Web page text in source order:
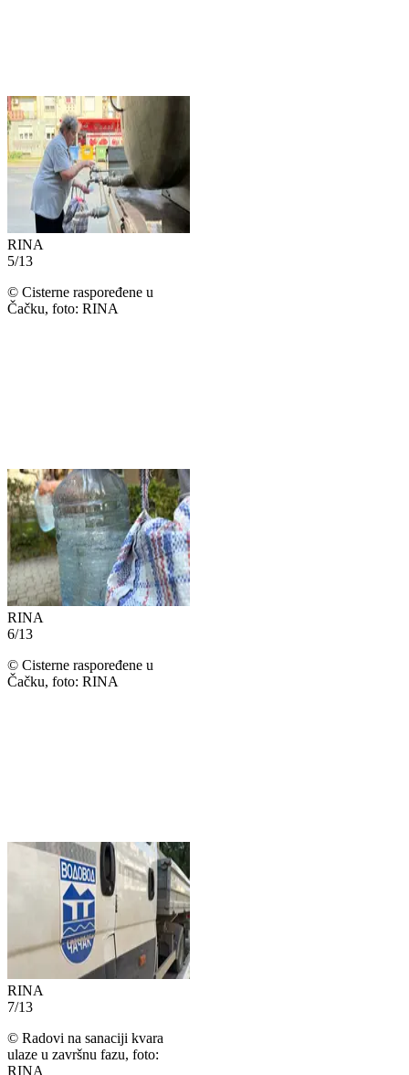
RINA
5/13
© Cisterne raspoređene u
Čačku, foto: RINA
RINA
6/13
© Cisterne raspoređene u
Čačku, foto: RINA
RINA
7/13
© Radovi na sanaciji kvara
ulaze u završnu fazu, foto:
RINA